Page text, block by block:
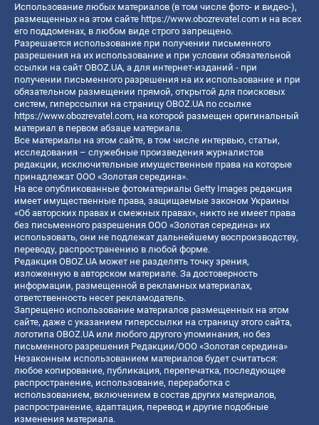
Использование любых материалов (в том числе фото- и видео-),
размещенных на этом сайте https://www.obozrevatel.com и на всех
его поддоменах, в любом виде строго запрещено.
Разрешается использование при получении письменного
разрешения на их использование и при условии обязательной
ссылки на сайт OBOZ.UA, а для интернет-изданий - при
получении письменного разрешения на их использование и при
обязательном размещении прямой, открытой для поисковых
систем, гиперссылки на страницу OBOZ.UA по ссылке
https://www.obozrevatel.com, на которой размещен оригинальный
материал в первом абзаце материала.
Все материалы на этом сайте, в том числе интервью, статьи,
исследования – служебные произведения журналистов
редакции, исключительные имущественные права на которые
принадлежат ООО «Золотая середина».
На все опубликованные фотоматериалы Getty Images редакция
имеет имущественные права, защищаемые законом Украины
«Об авторских правах и смежных правах», никто не имеет права
без письменного разрешения ООО «Золотая середина» их
использовать, они не подлежат дальнейшему воспроизводству,
переводу, распространению в любой форме.
Редакция OBOZ.UA может не разделять точку зрения,
изложенную в авторском материале. За достоверность
информации, размещенной в рекламных материалах,
ответственность несет рекламодатель.
Запрещено использование материалов размещенных на этом
сайте, даже с указанием гиперссылки на страницу этого сайта,
логотипа OBOZ.UA или любого другого упоминания, но без
письменного разрешения Редакции/ООО «Золотая середина»
Незаконным использованием материалов будет считаться:
любое копирование, публикация, перепечатка, последующее
распространение, использование, переработка с
использованием, включением в состав других материалов,
распространение, адаптация, перевод и другие подобные
изменения материала.